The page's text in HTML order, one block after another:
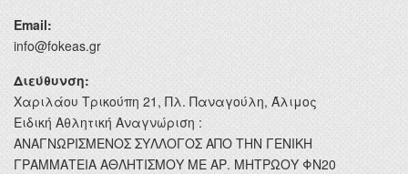
Email:
info@fokeas.gr
Διεύθυνση:
Χαριλάου Τρικούπη 21, Πλ. Παναγούλη, Άλιμος
Ειδική Αθλητική Αναγνώριση :
ΑΝΑΓΝΩΡΙΣΜΕΝΟΣ ΣΥΛΛΟΓΟΣ ΑΠΟ ΤΗΝ ΓΕΝΙΚΗ
ΓΡΑΜΜΑΤΕΙΑ ΑΘΛΗΤΙΣΜΟΥ ΜΕ ΑΡ. ΜΗΤΡΩΟΥ ΦΝ20